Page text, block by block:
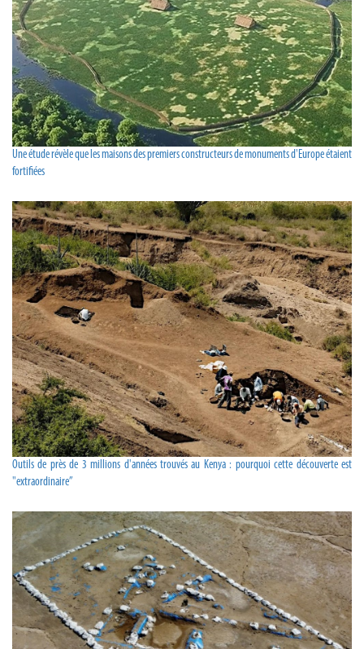
Une étude révèle que les maisons des premiers constructeurs de monuments d'Europe étaient
fortifiées
Outils de près de 3 millions d'années trouvés au Kenya : pourquoi cette découverte est
"extraordinaire”